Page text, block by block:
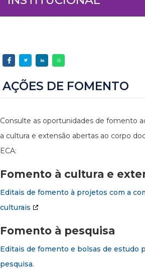
AÇÕES DE FOMENTO
Consulte as oportunidades de fomento
a cultura e extensão abertas ao corpo
ECA:
Fomento à cultura e
Editais de fomento à projetos com a
culturais
Fomento à pesquisa
Editais de fomento e bolsas de estudo
pesquisa.